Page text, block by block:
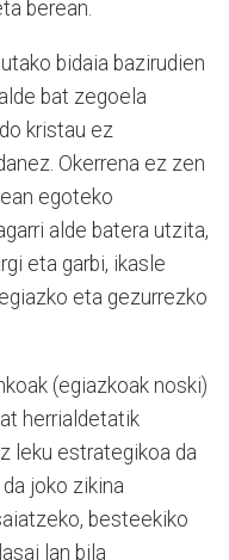
berean.
bidaia bazirudien
bat zegoela
kristau ez
Okerrena ez zen
egoteko
alde batera utzita,
eta garbi, ikasle
eta gezurrezko
(egiazkoak noski)
herrialdetatik
leku estrategikoa da
joko zikina
besteekiko
lan bila